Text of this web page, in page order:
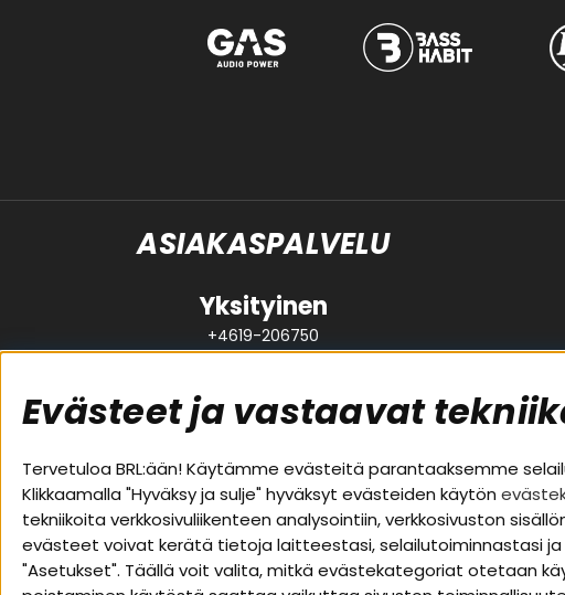
ASIAKASPALVELU
Yksityinen
+4619-206750
support@brl.se
Suositut sivut
Pakettiratkaisut
Autostereot
Kaiuttimet
Päätevahvistimet
Evästeet
Huolto- ja
Ostoehdot
Palautus
Evästeet ja vastaavat
Tervetuloa BRL:ään! Käytämme evästeitä parantaaksemme
Klikkaamalla "Hyväksy ja sulje" hyväksyt evästeiden käytön
tekniikoita verkkosivuliikenteen analysointiin, verkkosivuston
evästeet voivat kerätä tietoja laitteestasi, selailutoiminnastasi
"Asetukset". Täällä voit valita, mitkä evästekategoriat otetaan